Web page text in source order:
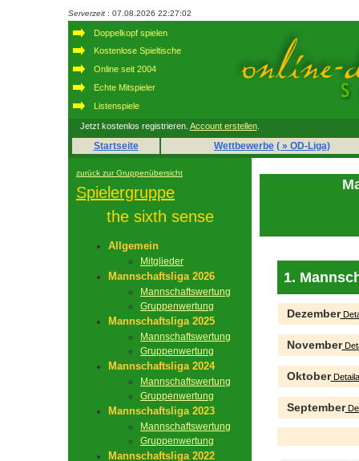
Serverzeit : 07.08.2026 22:27:02
Doppelkopf spielen
Kostenlose Spieltische
Online seit 2004
Echte Mitspieler
Listenspiele
Jetzt kostenlos registrieren. Account erstellen.
Startseite Wettbewerbe ( » OD-Liga)
zurück zur Gruppenübersicht
Spielergruppe
the sixth sense
Allgemein
Mitglieder
Mannschaftsliga 2026
Mannschaftswertung
Gruppenwertung
Mannschaftsliga 2025
Mannschaftswertung
Gruppenwertung
Mannschaftsliga 2024
Mannschaftswertung
Gruppenwertung
Mannschaftsliga 2023
Mannschaftswertung
Gruppenwertung
Mannschaftsliga 2022
1.
Dezember
November
Oktober
September